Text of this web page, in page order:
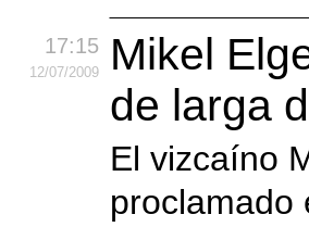
17:15
12/07/2009
Mikel
de larga
El vizcaíno
proclamado